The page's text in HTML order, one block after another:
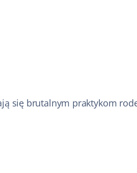
się brutalnym praktykom